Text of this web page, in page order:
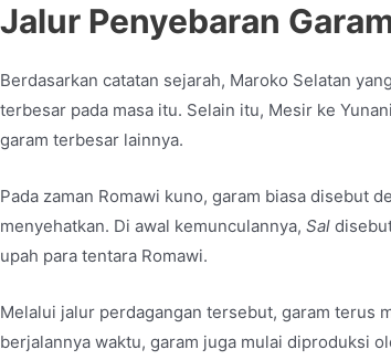
Jalur Penyebaran
Berdasarkan catatan sejarah, Maroko Selatan
terbesar pada masa itu. Selain itu, Mesir ke
garam terbesar lainnya.
Pada zaman Romawi kuno, garam biasa disebut
menyehatkan. Di awal kemunculannya, Sal
upah para tentara Romawi.
Melalui jalur perdagangan tersebut, garam terus
berjalannya waktu, garam juga mulai diproduksi